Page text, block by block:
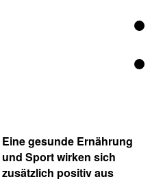
Eine gesunde Ernährung
und Sport wirken sich
zusätzlich positiv aus